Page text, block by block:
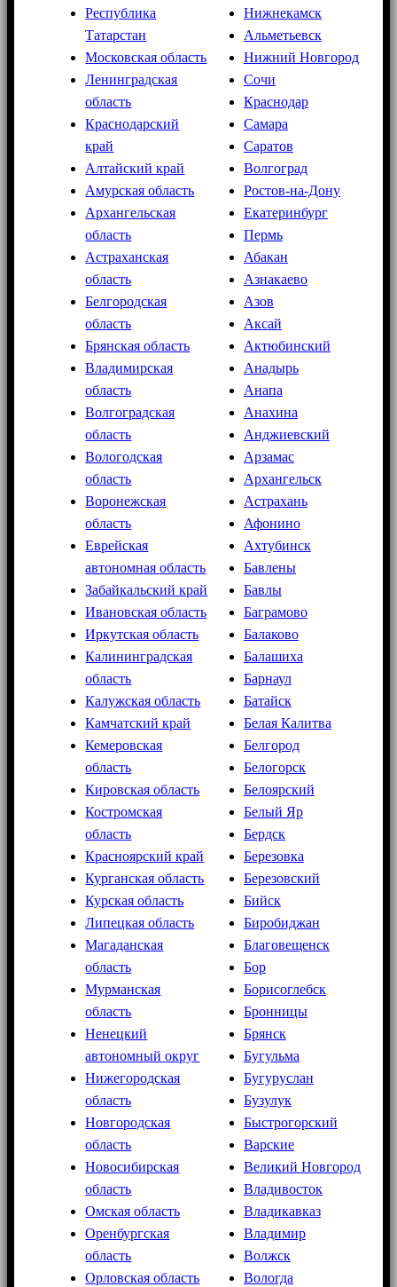
Республика
Татарстан
Московская область
Ленинградская
область
Краснодарский
край
Алтайский край
Амурская область
Архангельская
область
Астраханская
область
Белгородская
область
Брянская область
Владимирская
область
Волгоградская
область
Вологодская
область
Воронежская
область
Еврейская
автономная область
Забайкальский край
Ивановская область
Иркутская область
Калининградская
область
Калужская область
Камчатский край
Кемеровская
область
Кировская область
Костромская
область
Красноярский край
Курганская область
Курская область
Липецкая область
Магаданская
область
Мурманская
область
Ненецкий
автономный округ
Нижегородская
область
Новгородская
область
Новосибирская
область
Омская область
Оренбургская
область
Орловская область
Нижнекамск
Альметьевск
Нижний Новгород
Сочи
Краснодар
Самара
Саратов
Волгоград
Ростов-на-Дону
Екатеринбург
Пермь
Абакан
Азнакаево
Азов
Аксай
Актюбинский
Анадырь
Анапа
Анахина
Анджиевский
Арзамас
Архангельск
Астрахань
Афонино
Ахтубинск
Бавлены
Бавлы
Баграмово
Балаково
Балашиха
Барнаул
Батайск
Белая Калитва
Белгород
Белогорск
Белоярский
Белый Яр
Бердск
Березовка
Березовский
Бийск
Биробиджан
Благовещенск
Бор
Борисоглебск
Бронницы
Брянск
Бугульма
Бугуруслан
Бузулук
Быстрогорский
Варские
Великий Новгород
Владивосток
Владикавказ
Владимир
Волжск
Вологда